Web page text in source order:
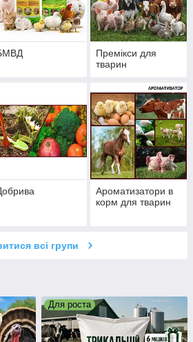
Премікси для
тварин
Ароматизатори в
корм для тварин
всі групи
Для роста